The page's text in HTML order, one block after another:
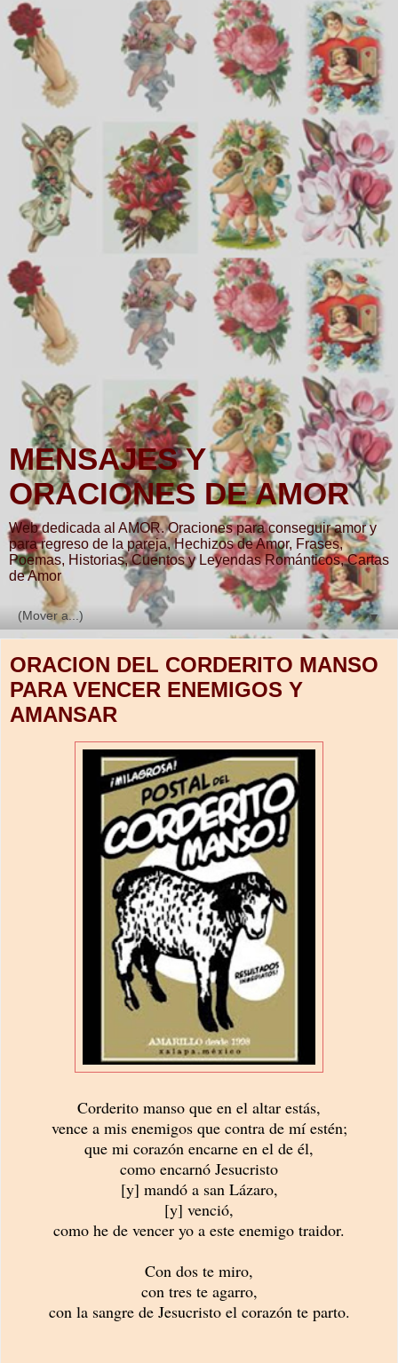
MENSAJES Y
ORACIONES DE AMOR
Web dedicada al AMOR. Oraciones para conseguir amor y
para regreso de la pareja, Hechizos de Amor, Frases,
Poemas, Historias, Cuentos y Leyendas Románticos, Cartas
de Amor
▼
ORACION DEL CORDERITO MANSO
PARA VENCER ENEMIGOS Y
AMANSAR
Corderito manso que en el altar estás,
vence a mis enemigos que contra de mí estén;
que mi corazón encarne en el de él,
como encarnó Jesucristo
[y] mandó a san Lázaro,
[y] venció,
como he de vencer yo a este enemigo traidor.
Con dos te miro,
con tres te agarro,
con la sangre de Jesucristo el corazón te parto.